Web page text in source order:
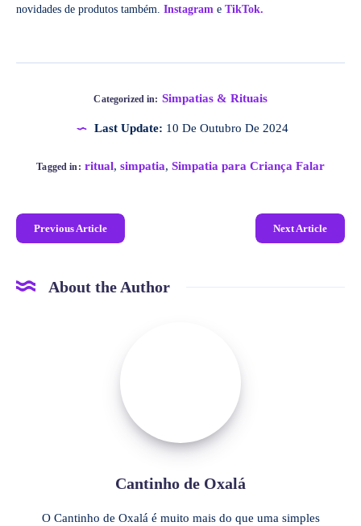
novidades de produtos também. Instagram e TikTok.
Categorized in: Simpatias & Rituais
Last Update: 10 De Outubro De 2024
Tagged in: ritual, simpatia, Simpatia para Criança Falar
Previous Article Next Article
About the Author
Cantinho de Oxalá
O Cantinho de Oxalá é muito mais do que uma simples